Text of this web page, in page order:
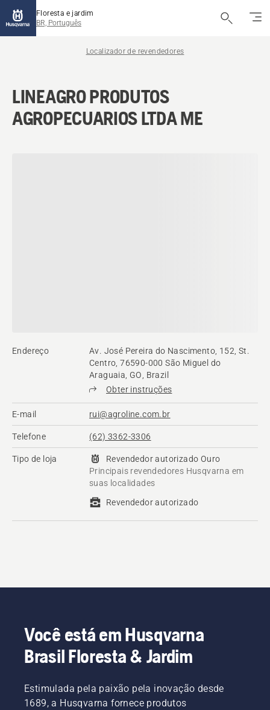
Floresta e jardim
BR, Português
Localizador de revendedores
LINEAGRO PRODUTOS
AGROPECUARIOS LTDA ME
Endereço
Av. José Pereira do Nascimento, 152, St.
Centro, 76590-000 São Miguel do
Araguaia, GO, Brazil
Obter instruções
E-mail rui@agroline.com.br
Telefone (62) 3362-3306
Tipo de loja
Revendedor autorizado Ouro
Principais revendedores Husqvarna em
suas localidades
Revendedor autorizado
Você está em Husqvarna
Brasil Floresta & Jardim
Estimulada pela paixão pela inovação desde
1689, a Husqvarna fornece produtos